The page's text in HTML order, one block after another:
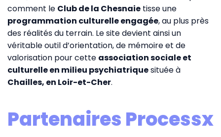
comment le Club de la Chesnaie tisse une
programmation culturelle engagée, au plus près
des réalités du terrain. Le site devient ainsi un
véritable outil d’orientation, de mémoire et de
valorisation pour cette association sociale et
culturelle en milieu psychiatriquesituée à
Chailles, en Loir-et-Cher.
Partenaires Processx